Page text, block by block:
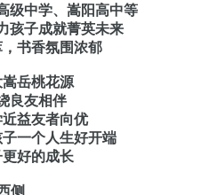
级中学、嵩阳高中等
孩子成就菁英未来
书香氛围浓郁
岳桃花源
良友相伴
益友者向优
一个人生好开端
好的成长
侧